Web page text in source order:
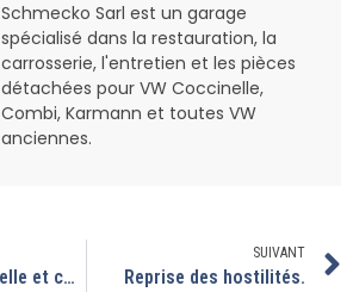
Schmecko Sarl est un garage
spécialisé dans la restauration, la
carrosserie, l'entretien et les pièces
détachées pour VW Coccinelle,
Combi, Karmann et toutes VW
anciennes.
Quelques coccinelle et combi vont pouvoir quitter l’atelier
SUIVANT
Reprise des hostilités.